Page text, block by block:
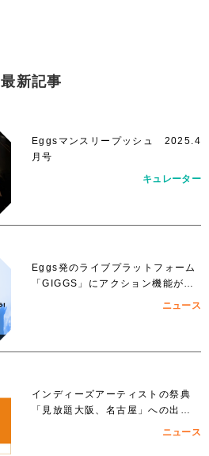
最新記事
Eggsマンスリープッシュ 2025.4
月号
キュレーター
Eggs発のライブプラットフォーム
「GIGGS」にアクション機能が追
ニュース
インディーズアーティストの祭典
「見放題大阪、名古屋」への出演
ニュース